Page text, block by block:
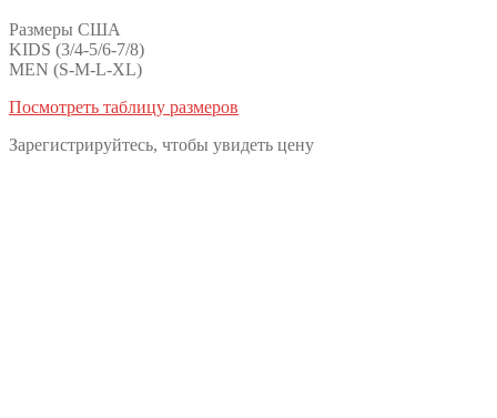
Размеры США
KIDS (3/4-5/6-7/8)
MEN (S-M-L-XL)
Посмотреть таблицу размеров
Зарегистрируйтесь, чтобы увидеть цену